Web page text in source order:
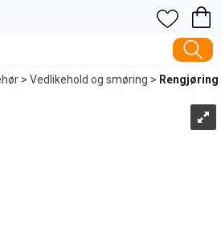
>Vedlikehold og smøring> Rengjøring